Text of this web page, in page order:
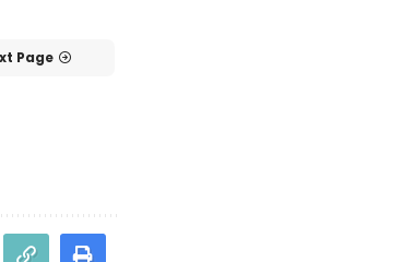
Page